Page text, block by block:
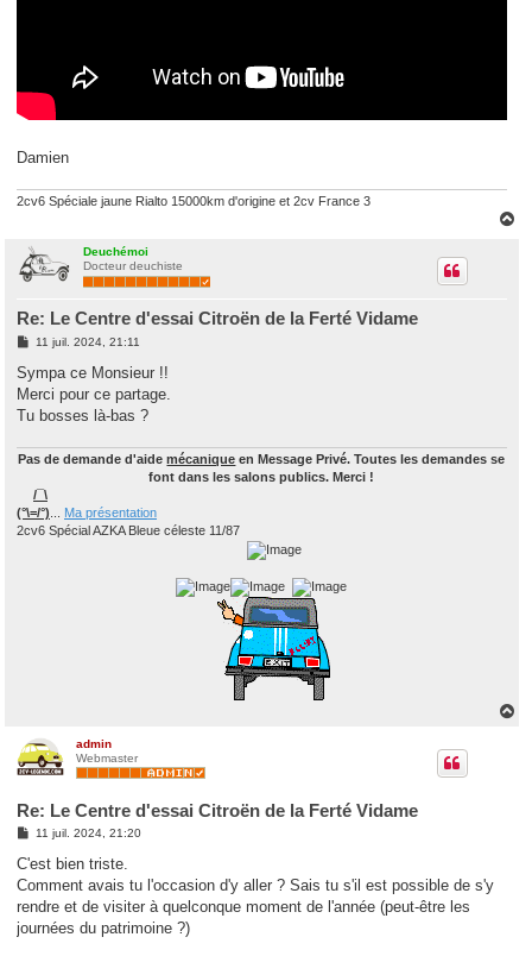
Damien
2cv6 Spéciale jaune Rialto 15000km d'origine et 2cv France 3
Deuchémoi
Docteur deuchiste
Re: Le Centre d'essai Citroën de la Ferté Vidame
M
s
s
a
g
11 juil. 2024, 21:11
Sympa ce Monsieur !!
Merci pour ce partage.
Tu bosses là-bas ?
Pas de demande d'aidemécanique en Message Privé. Toutes les demandes se
font dans les salons publics. Merci !
/¯\
(°\=/°)... Ma présentation
2cv6 Spécial AZKA Bleue céleste 11/87
admin
Webmaster
Re: Le Centre d'essai Citroën de la Ferté Vidame
M
s
a
g
11 juil. 2024, 21:20
C'est bien triste.
Comment avais tu l'occasion d'y aller ? Sais tu s'il est possible de s'y
rendre et de visiter à quelconque moment de l'année (peut-être les
journées du patrimoine ?)